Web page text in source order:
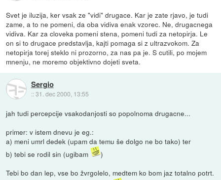
Svet je iluzija, ker vsak ze "vidi" drugace. Kar je zate rjavo, je tudi
zame, a to ne pomeni, da oba vidiva enak vzorec. Ne, drugacnega
vidiva. Kar za cloveka pomeni stena, pomeni tudi za netopirja. Le
on si to drugace predstavlja, kajti pomaga si z ultrazvokom. Za
netopirja torej steklo ni prozorno, za nas pa je. S cutili, po mojem
mnenju, ne moremo objektivno dojeti sveta.
Sergio
::31. dec 2000, 13:55
jah tudi percepcije vsakodanjosti so popolnoma drugacne...
primer: v istem dnevu je eg.:
a) meni umrl dedek (upam da temu še dolgo ne bo tako) ter
b) tebi se rodil sin (ugibam
)
Tebi bo dan lep, vse bo žvrgolelo, medtem ko bom jaz totalno potrt.